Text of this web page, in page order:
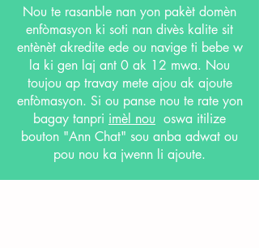
Nou te rasanble nan yon pakèt domèn
enfòmasyon ki soti nan divès kalite sit
entènèt akredite ede ou navige ti bebe w
la ki gen laj ant 0 ak 12 mwa. Nou
toujou ap travay mete ajou ak ajoute
enfòmasyon. Si ou panse nou te rate yon
bagay tanpri imèl nou oswa itilize
bouton "Ann Chat" sou anba adwat ou
pou nou ka jwenn li ajoute.